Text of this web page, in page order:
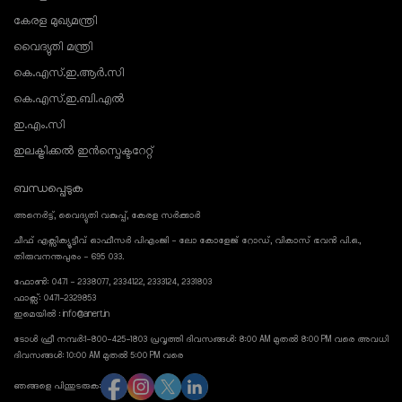
കേരള മുഖ്യമന്ത്രി
വൈദ്യുതി മന്ത്രി
കെ.എസ്.ഇ.ആർ.സി
കെ.എസ്.ഇ.ബി.എൽ
ഇ.എം.സി
ഇലക്ട്രിക്കൽ ഇൻസ്പെക്ടറേറ്റ്
ബന്ധപ്പെടുക
അനെർട്ട്, വൈദ്യുതി വകുപ്പ്, കേരള സർക്കാർ
ചീഫ് എക്സിക്യൂട്ടീവ് ഓഫീസർ പിഎംജി - ലോ കോളേജ് റോഡ്, വികാസ് ഭവൻ പി.ഒ.,
തിരുവനന്തപുരം - 695 033.
ഫോൺ: 0471 - 2338077, 2334122, 2333124, 2331803
ഫാക്സ്: 0471-2329853
ഇമെയിൽ : info@anert.in
ടോൾ ഫ്രീ നമ്പർ:1-800-425-1803 പ്രവൃത്തി ദിവസങ്ങൾ: 8:00 AM മുതൽ 8:00 PM വരെ അവധി
ദിവസങ്ങൾ: 10:00 AM മുതൽ 5:00 PM വരെ
ഞങ്ങളെ പിന്തുടരുക: